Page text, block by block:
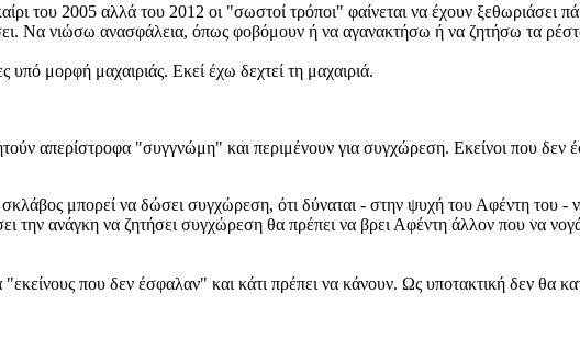
του 2005 αλλά του 2012 οι "σωστοί τρόποι" φαίνεται να έχουν
Να νιώσω ανασφάλεια, όπως φοβόμουν ή να αγανακτήσω ή να ζητήσω τα
μορφή μαχαιριάς. Εκεί έχω δεχτεί τη μαχαιριά.
απερίστροφα "συγγνώμη" και περιμένουν για συγχώρεση. Εκείνοι που δεν
σκλάβος μπορεί να δώσει συγχώρεση, ότι δύναται - στην ψυχή του Αφέντη του
την ανάγκη να ζητήσει συγχώρεση θα πρέπει να βρει Αφέντη άλλον που να
"εκείνους που δεν έσφαλαν" και κάτι πρέπει να κάνουν. Ως υποτακτική δεν